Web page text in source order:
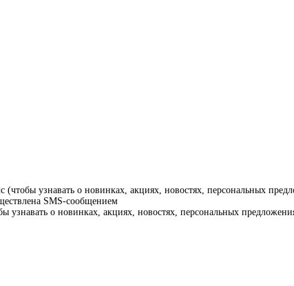
узнавать о новинках, акциях, новостях, персональных
SMS-сообщением
о новинках, акциях, новостях, персональных